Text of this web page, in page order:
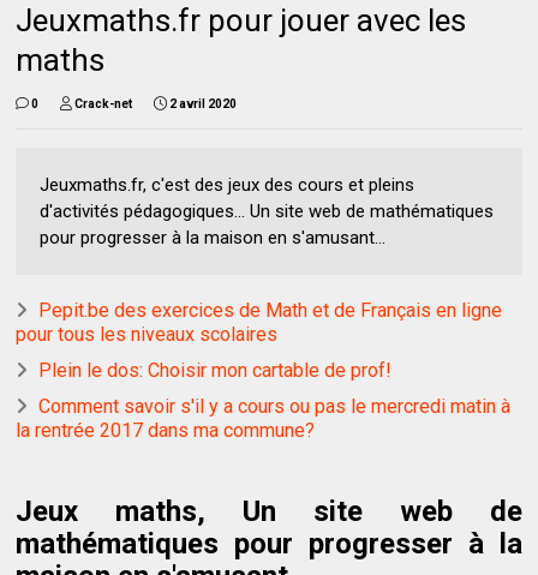
Jeuxmaths.fr pour jouer avec les
maths
0 Crack-net 2 avril 2020
Jeuxmaths.fr, c'est des jeux des cours et pleins
d'activités pédagogiques... Un site web de mathématiques
pour progresser à la maison en s'amusant...
Pepit.be des exercices de Math et de Français en ligne
pour tous les niveaux scolaires
Plein le dos: Choisir mon cartable de prof!
Comment savoir s'il y a cours ou pas le mercredi matin à
la rentrée 2017 dans ma commune?
Jeux maths, Un site web de
mathématiques pour progresser à la